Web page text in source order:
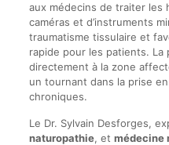
aux médecins de traiter les
caméras et d’instruments
traumatisme tissulaire et
rapide pour les patients. La
directement à la zone
un tournant dans la prise
chroniques.
Le Dr. Sylvain Desforges,
naturopathie, et médecine